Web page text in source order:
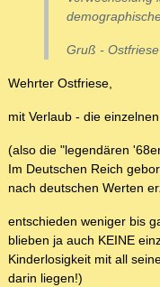
Gruß - Ostfriese
Wehrter Ostfriese,
mit Verlaub - die
(also die "legendären
Im Deutschen Reich
nach deutschen Werten
entschieden weniger bis
blieben ja auch KEINE
Kinderlosigkeit mit all
darin liegen!)